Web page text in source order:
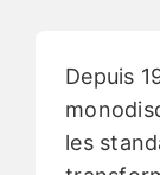
Depuis
les